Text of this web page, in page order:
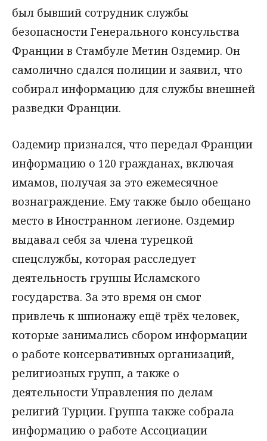
был бывший сотрудник службы
безопасности Генерального консульства
Франции в Стамбуле Метин Оздемир. Он
самолично сдался полиции и заявил, что
собирал информацию для службы внешней
разведки Франции.
Оздемир признался, что передал Франции
информацию о 120 гражданах, включая
имамов, получая за это ежемесячное
вознаграждение. Ему также было обещано
место в Иностранном легионе. Оздемир
выдавал себя за члена турецкой
спецслужбы, которая расследует
деятельность группы Исламского
государства. За это время он смог
привлечь к шпионажу ещё трёх человек,
которые занимались сбором информации
о работе консервативных организаций,
религиозных групп, а также о
деятельности Управления по делам
религий Турции. Группа также собрала
информацию о работе Ассоциации